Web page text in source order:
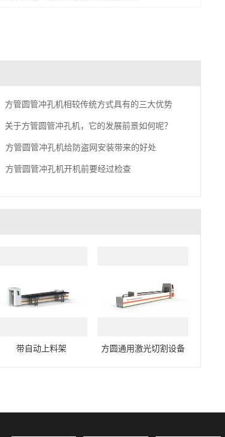
方管圆管冲孔机相较传统方式具有的三大优势
关于方管圆管冲孔机，它的发展前景如何呢？
方管圆管冲孔机给防盗网安装带来的好处
方管圆管冲孔机开机前要经过检查
带自动上料架 方圆通用激光切割设备